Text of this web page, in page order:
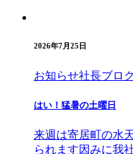
2026年7月25日
お知らせ社長ブロ
はい！猛暑の土曜日
来週は寄居町の水
られます因みに我